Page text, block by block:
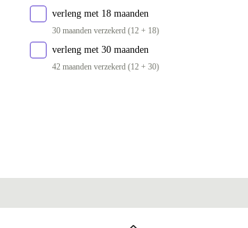
verleng met 18 maanden
30 maanden verzekerd (12 + 18)
verleng met 30 maanden
42 maanden verzekerd (12 + 30)